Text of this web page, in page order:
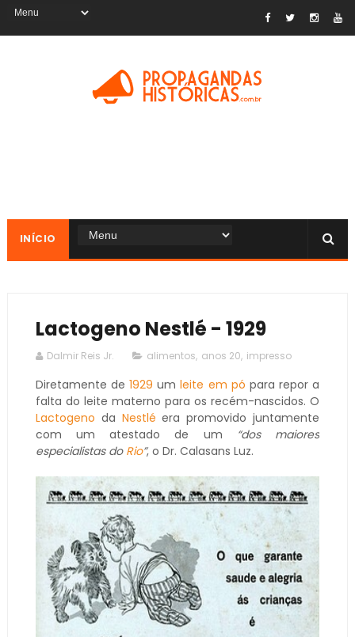
INÍCIO
Lactogeno Nestlé - 1929
Dalmir Reis Jr. alimentos, anos 20, impresso
Diretamente de1929 umleite em pó para repor a
falta do leite materno para os recém-nascidos. O
Lactogeno da Nestlé era promovido juntamente
com um atestado de um
“dos maiores
especialistas do Rio”, o Dr. Calasans Luz.